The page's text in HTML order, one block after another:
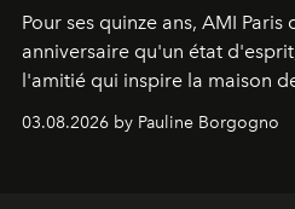
Pour ses quinze ans, AMI Paris
anniversaire qu'un état
l'amitié qui inspire la maison
03.08.2026 by Pauline Borgogno